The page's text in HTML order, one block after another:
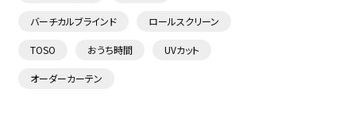
バーチカルブラインド ロールスクリーン
TOSO おうち時間 UVカット
オーダーカーテン